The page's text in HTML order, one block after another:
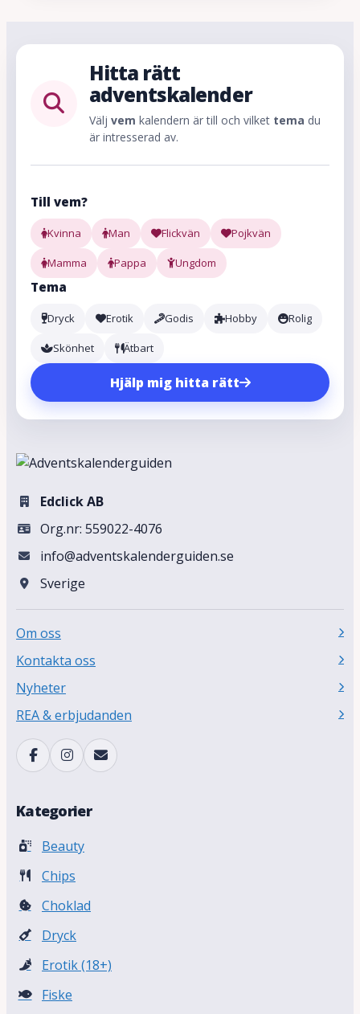
Hitta rätt
adventskalender
Välj vem kalendern är till och vilket tema du
är intresserad av.
Till vem?
Kvinna Man Flickvän Pojkvän
Mamma Pappa Ungdom
Tema
Dryck Erotik Godis Hobby Rolig
Skönhet Ätbart
Hjälp mig hitta rätt
Edclick AB
Org.nr: 559022-4076
info@adventskalenderguiden.se
Sverige
Om oss
Kontakta oss
Nyheter
REA & erbjudanden
Kategorier
Beauty
Chips
Choklad
Dryck
Erotik (18+)
Fiske